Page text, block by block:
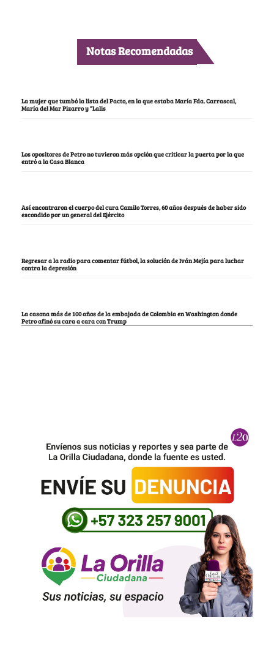
Notas Recomendadas
La mujer que tumbó la lista del Pacto, en la que estaba María Fda. Carrascal,
María del Mar Pizarro y “Lalis
Los opositores de Petro no tuvieron más opción que criticar la puerta por la que
entró a la Casa Blanca
Así encontraron el cuerpo del cura Camilo Torres, 60 años después de haber sido
escondido por un general del Ejército
Regresar a la radio para comentar fútbol, la solución de Iván Mejía para luchar
contra la depresión
La casona más de 100 años de la embajada de Colombia en Washington donde
Petro afinó su cara a cara con Trump